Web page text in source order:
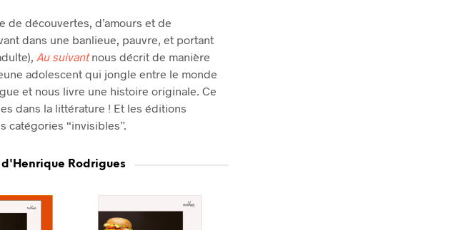
de découvertes, d’amours et de
dans une banlieue, pauvre, et portant
Au suivantnous décrit de manière
adolescent qui jongle entre le monde
et nous livre une histoire originale. Ce
dans la littérature ! Et les éditions
catégories “invisibles”.
Rodrigues